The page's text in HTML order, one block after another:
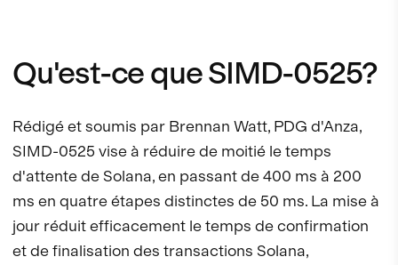
Qu'est-ce que SIMD-0525?
Rédigé et soumis par Brennan Watt, PDG d'Anza,
SIMD-0525 vise à réduire de moitié le temps
d'attente de Solana, en passant de 400 ms à 200
ms en quatre étapes distinctes de 50 ms. La mise à
jour réduit efficacement le temps de confirmation
et de finalisation des transactions Solana,